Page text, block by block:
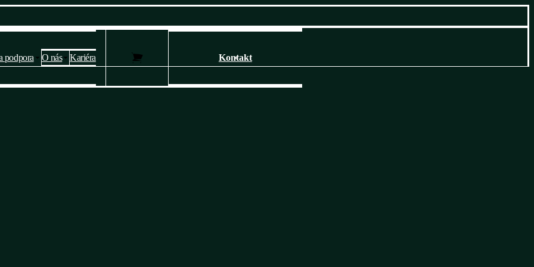
podpora O nás Kariéra Kontakt
Nastavení soukromí a cookies 🍪